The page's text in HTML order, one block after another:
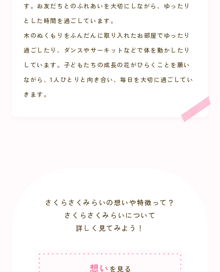
す。お友だちとのふれあいを大切にしながら、ゆったり
とした時間を過ごしています。
木のぬくもりをふんだんに取り入れたお部屋でゆったり
過ごしたり、ダンスやサーキットなどで体を動かしたり
しています。子どもたちの成長の花がひらくことを願い
ながら、1人ひとりと向き合い、毎日を大切に過ごしてい
きます。
さくらさくみらいの想いや特徴って？
さくらさくみらいについて
詳しく見てみよう！